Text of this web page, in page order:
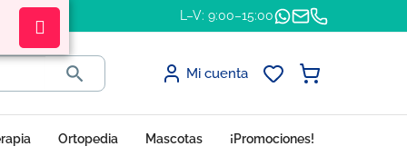
L–V: 9:00–15:00
 Mi cuenta
Ortopedia Mascotas ¡Promociones!